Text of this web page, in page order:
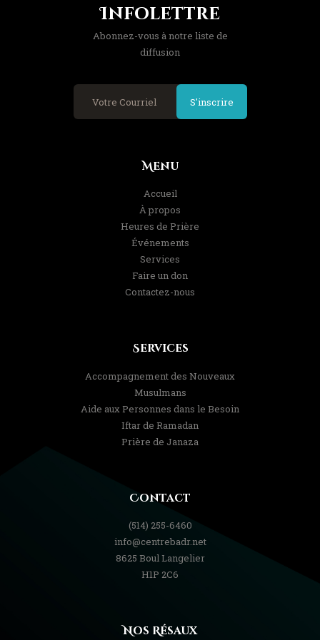
Infolettre
Abonnez-vous à notre liste de
diffusion
S'inscrire
Menu
Accueil
À propos
Heures de Prière
Événements
Services
Faire un don
Contactez-nous
Services
Accompagnement des Nouveaux
Musulmans
Aide aux Personnes dans le Besoin
Iftar de Ramadan
Prière de Janaza
Contact
(514) 255-6460
info@centrebadr.net
8625 Boul Langelier
H1P 2C6
Nos Résaux